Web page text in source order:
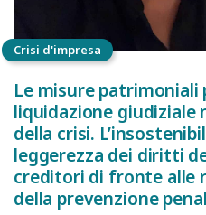
Crisi d'impresa
Le misure patrimoniali
liquidazione giudiziale
della crisi.
leggerezza dei diritti
creditori di fronte alle
della prevenzione